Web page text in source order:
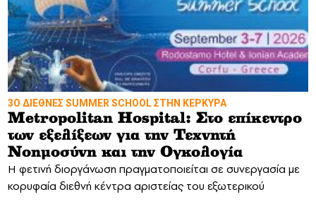
3Ο ΔΙΕΘΝΕΣ SUMMER SCHOOL ΣΤΗΝ ΚΕΡΚΥΡΑ
Metropolitan Hospital: Στο επίκεντρο
των εξελίξεων για την Τεχνητή
Νοημοσύνη και την Ογκολογία
Η φετινή διοργάνωση πραγματοποιείται σε συνεργασία με
κορυφαία διεθνή κέντρα αριστείας του εξωτερικού